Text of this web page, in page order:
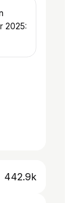
442.9k